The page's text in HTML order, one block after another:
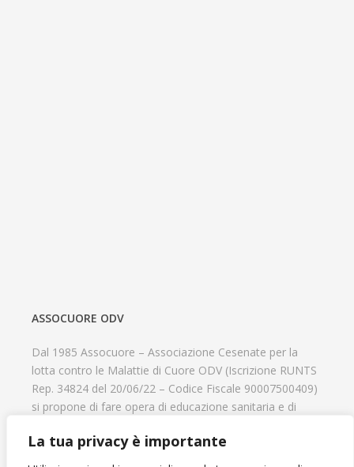
La tua privacy è importante
ASSOCUORE ODV
Dal 1985 Assocuore – Associazione Cesenate per la
lotta contro le Malattie di Cuore ODV (Iscrizione RUNTS
Rep. 34824 del 20/06/22 – Codice Fiscale 90007500409)
si propone di fare opera di educazione sanitaria e di
psicofisico di tutti coloro che hanno un problema
cardiologico e di aiutare il progresso delle strutture